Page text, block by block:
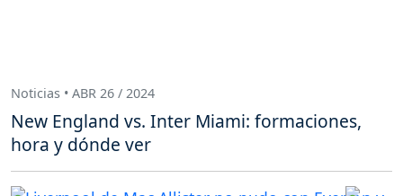
Noticias • ABR 26 / 2024
New England vs. Inter Miami: formaciones,
hora y dónde ver